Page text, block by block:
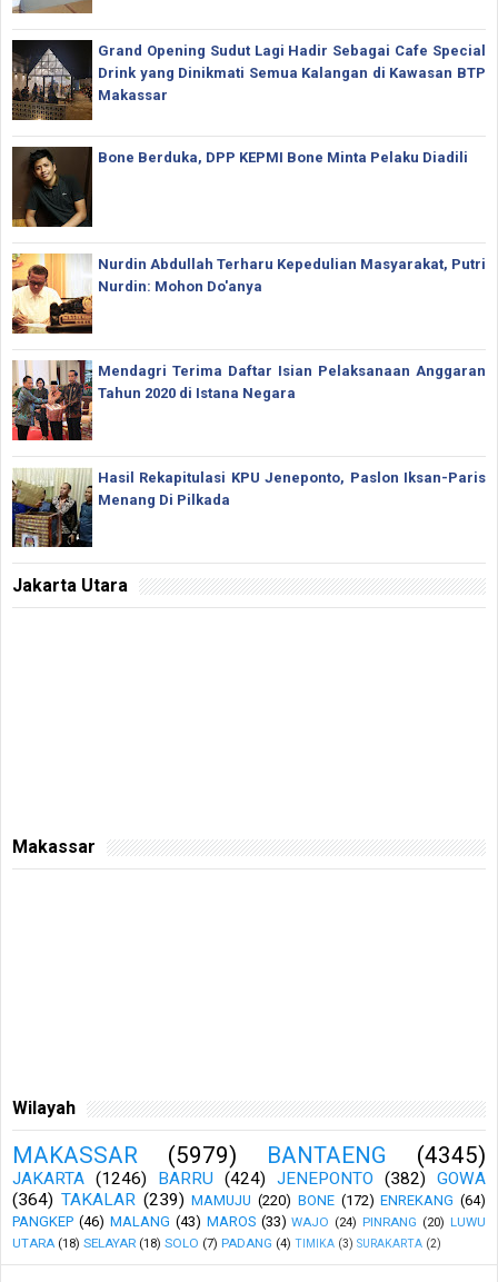
Grand Opening Sudut Lagi Hadir Sebagai Cafe Special
Drink yang Dinikmati Semua Kalangan di Kawasan BTP
Makassar
Bone Berduka, DPP KEPMI Bone Minta Pelaku Diadili
Nurdin Abdullah Terharu Kepedulian Masyarakat, Putri
Nurdin: Mohon Do'anya
Mendagri Terima Daftar Isian Pelaksanaan Anggaran
Tahun 2020 di Istana Negara
Hasil Rekapitulasi KPU Jeneponto, Paslon Iksan-Paris
Menang Di Pilkada
Jakarta Utara
Makassar
Wilayah
MAKASSAR (5979) BANTAENG (4345)
JAKARTA (1246) BARRU (424) JENEPONTO (382)
GOWA
(364) TAKALAR (239) MAMUJU (220) BONE (172) ENREKANG (64)
PANGKEP (46) MALANG (43) MAROS (33) WAJO (24) PINRANG (20) LUWU
UTARA (18) SELAYAR (18) SOLO (7) PADANG (4) TIMIKA (3) SURAKARTA (2)